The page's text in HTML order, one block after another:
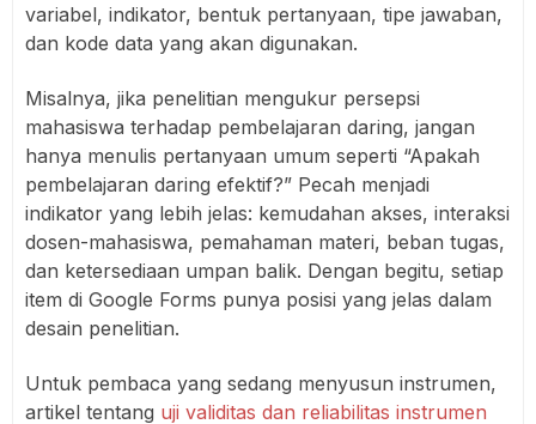
variabel, indikator, bentuk pertanyaan, tipe jawaban,
dan kode data yang akan digunakan.
Misalnya, jika penelitian mengukur persepsi
mahasiswa terhadap pembelajaran daring, jangan
hanya menulis pertanyaan umum seperti “Apakah
pembelajaran daring efektif?” Pecah menjadi
indikator yang lebih jelas: kemudahan akses, interaksi
dosen-mahasiswa, pemahaman materi, beban tugas,
dan ketersediaan umpan balik. Dengan begitu, setiap
item di Google Forms punya posisi yang jelas dalam
desain penelitian.
Untuk pembaca yang sedang menyusun instrumen,
artikel tentang uji validitas dan reliabilitas instrumen